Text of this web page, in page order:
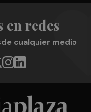
en redes
cualquier medio